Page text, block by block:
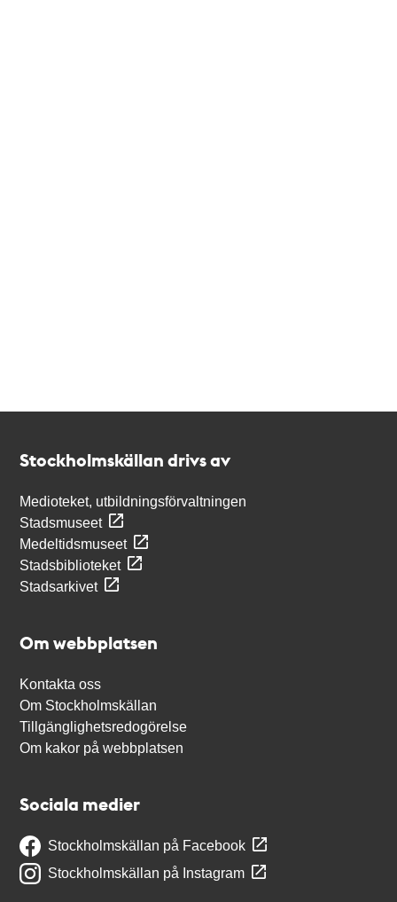
Stockholmskällan drivs av
Medioteket, utbildningsförvaltningen
Stadsmuseet
Medeltidsmuseet
Stadsbiblioteket
Stadsarkivet
Om webbplatsen
Kontakta oss
Om Stockholmskällan
Tillgänglighetsredogörelse
Om kakor på webbplatsen
Sociala medier
Stockholmskällan på Facebook
Stockholmskällan på Instagram